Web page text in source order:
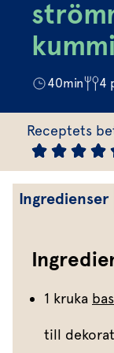
Dressing
Vinägrett
40min 4
Receptets
Ingredienser
1 kruka
till